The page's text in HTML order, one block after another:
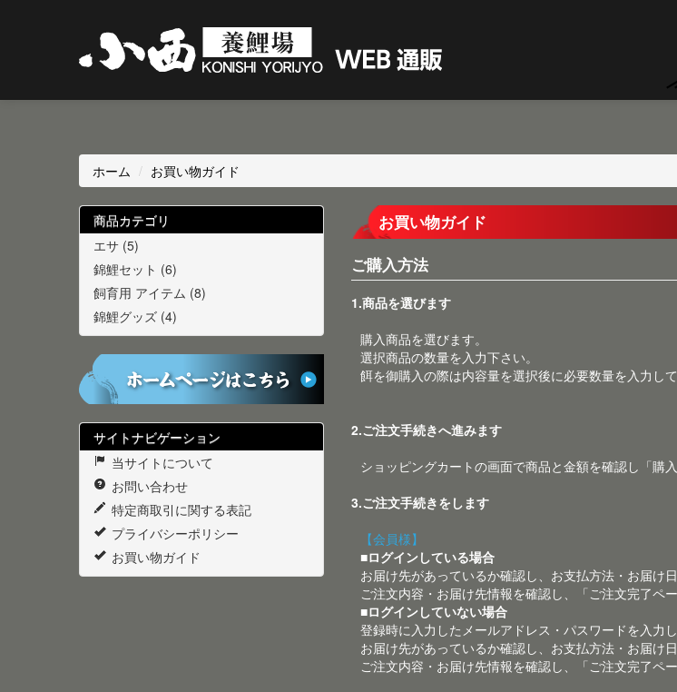
ホーム / お買い物ガイド
お買い物ガイド
ご購入方法
1.商品を選びます
購入商品を選びます。
選択商品の数量を入力下さい。
餌を御購入の際は内容量を選択後に必要数量を入力して
2.ご注文手続きへ進みます
ショッピングカートの画面で商品と金額を確認し「購
3.ご注文手続きをします
【会員様】
■ログインしている場合
お届け先があっているか確認し、お支払方法・お届け
ご注文内容・お届け先情報を確認し、「ご注文完了ペ
■ログインしていない場合
登録時に入力したメールアドレス・パスワードを入力
お届け先があっているか確認し、お支払方法・お届け
ご注文内容・お届け先情報を確認し、「ご注文完了ペ
商品カテゴリ
エサ (5)
錦鯉セット (6)
飼育用 アイテム (8)
錦鯉グッズ (4)
サイトナビゲーション
当サイトについて
お問い合わせ
特定商取引に関する表記
プライバシーポリシー
お買い物ガイド